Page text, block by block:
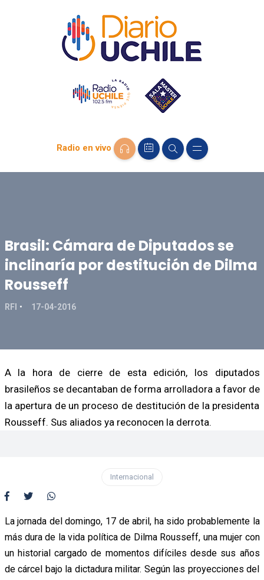
Radio en vivo
Brasil: Cámara de Diputados se
inclinaría por destitución de Dilma
Rousseff
RFI 17-04-2016
A la hora de cierre de esta edición, los diputados
brasileños se decantaban de forma arrolladora a favor de
la apertura de un proceso de destitución de la presidenta
Rousseff. Sus aliados ya reconocen la derrota.
Internacional
La jornada del domingo, 17 de abril, ha sido probablemente la
más dura de la vida política de Dilma Rousseff, una mujer con
un historial cargado de momentos difíciles desde sus años
de cárcel bajo la dictadura militar. Según las proyecciones del